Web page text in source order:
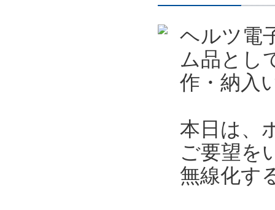
ヘルツ電
ム品とし
作・納入
本日は、
ご要望を
無線化す